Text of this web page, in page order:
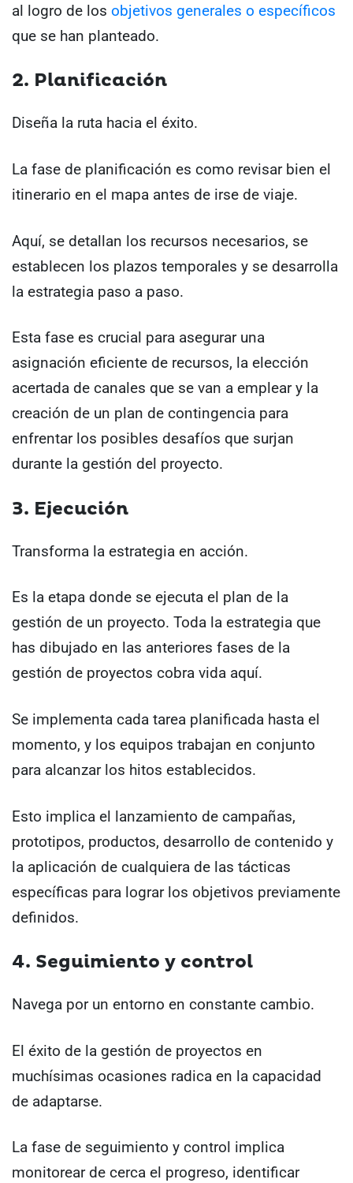
al logro de los objetivos generales o específicos
que se han planteado.
2. Planificación
Diseña la ruta hacia el éxito.
La fase de planificación es como revisar bien el
itinerario en el mapa antes de irse de viaje.
Aquí, se detallan los recursos necesarios, se
establecen los plazos temporales y se desarrolla
la estrategia paso a paso.
Esta fase es crucial para asegurar una
asignación eficiente de recursos, la elección
acertada de canales que se van a emplear y la
creación de un plan de contingencia para
enfrentar los posibles desafíos que surjan
durante la gestión del proyecto.
3. Ejecución
Transforma la estrategia en acción.
Es la etapa donde se ejecuta el plan de la
gestión de un proyecto. Toda la estrategia que
has dibujado en las anteriores fases de la
gestión de proyectos cobra vida aquí.
Se implementa cada tarea planificada hasta el
momento, y los equipos trabajan en conjunto
para alcanzar los hitos establecidos.
Esto implica el lanzamiento de campañas,
prototipos, productos, desarrollo de contenido y
la aplicación de cualquiera de las tácticas
específicas para lograr los objetivos previamente
definidos.
4. Seguimiento y control
Navega por un entorno en constante cambio.
El éxito de la gestión de proyectos en
muchísimas ocasiones radica en la capacidad
de adaptarse.
La fase de seguimiento y control implica
monitorear de cerca el progreso, identificar